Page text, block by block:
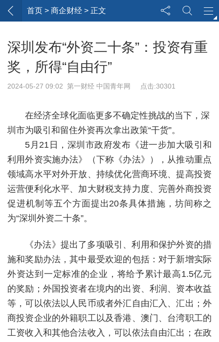
首页 > 商企财经 > 正文
深圳发布“外资二十条”：投资有重
奖，所得“自由行”
2024-05-27 09:02 第一财经 中国青年网 点击:30301
在经济全球化面临更多不确定性挑战的当下，深
圳市为吸引和留住外资再次拿出政策“干货”。
5月21日，深圳市政府发布《进一步加大吸引和
利用外资实施办法》（下称《办法》），从推动重点
领域高水平对外开放、持续优化营商环境、提高投资
运营便利化水平、加大财税支持力度、完善外商投资
促进机制等五个方面提出20条具体措施，坊间称之
为“深圳外资二十条”。
《办法》提出了多项吸引、利用和保护外资的措
施和奖励办法，其中最受欢迎的包括：对于新增实际
外资达到一定标准的企业，将给予累计最高1.5亿元
的奖励；外国投资者在境内的出资、利润、资本收益
等，可以依法以人民币或者外汇自由汇入、汇出；外
商投资企业的外籍职工以及香港、澳门、台湾职工的
工资收入和其他合法收入，可以依法自由汇出；在政